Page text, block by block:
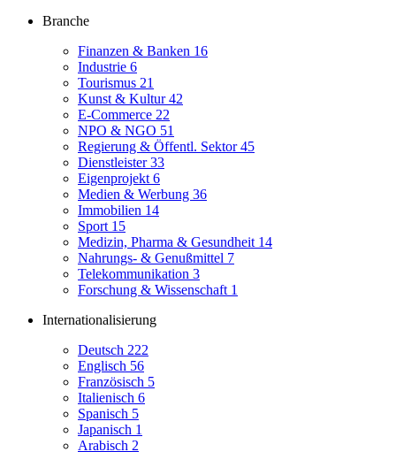
Branche
Finanzen & Banken 16
Industrie 6
Tourismus 21
Kunst & Kultur42
E-Commerce 22
NPO & NGO 51
Regierung & Öffentl. Sektor45
Dienstleister33
Eigenprojekt 6
Medien & Werbung 36
Immobilien 14
Sport 15
Medizin, Pharma & Gesundheit 14
Nahrungs- & Genußmittel 7
Telekommunikation 3
Forschung & Wissenschaft 1
Internationalisierung
Deutsch 222
Englisch 56
Französisch 5
Italienisch 6
Spanisch 5
Japanisch 1
Arabisch 2